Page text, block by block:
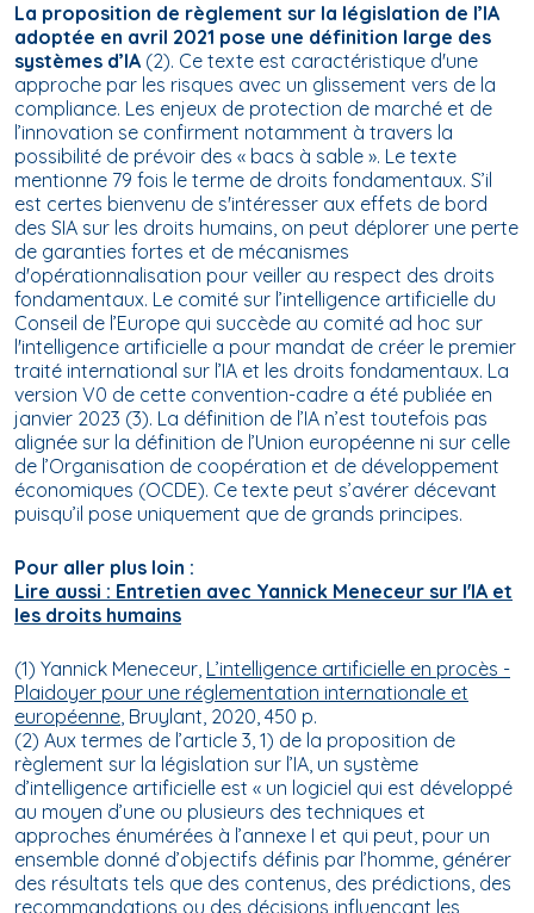
La proposition de règlement sur la législation de l’IA
adoptée en avril 2021 pose une définition large des
systèmes d’IA (2). Ce texte est caractéristique d'une
approche par les risques avec un glissement vers de la
compliance. Les enjeux de protection de marché et de
l’innovation se confirment notamment à travers la
possibilité de prévoir des « bacs à sable ». Le texte
mentionne 79 fois le terme de droits fondamentaux. S’il
est certes bienvenu de s'intéresser aux effets de bord
des SIA sur les droits humains, on peut déplorer une perte
de garanties fortes et de mécanismes
d'opérationnalisation pour veiller au respect des droits
fondamentaux. Le comité sur l’intelligence artificielle du
Conseil de l’Europe qui succède au comité ad hoc sur
l'intelligence artificielle a pour mandat de créer le premier
traité international sur l’IA et les droits fondamentaux. La
version V0 de cette convention-cadre a été publiée en
janvier 2023 (3). La définition de l’IA n’est toutefois pas
alignée sur la définition de l’Union européenne ni sur celle
de l’Organisation de coopération et de développement
économiques (OCDE). Ce texte peut s’avérer décevant
puisqu’il pose uniquement que de grands principes.
Pour aller plus loin :
Lire aussi : Entretien avec Yannick Meneceur sur l'IA et
les droits humains
(1) Yannick Meneceur, L’intelligence artificielle en procès -
Plaidoyer pour une réglementation internationale et
européenne, Bruylant, 2020, 450 p.
(2) Aux termes de l’article 3, 1) de la proposition de
règlement sur la législation sur l’IA, un système
d’intelligence artificielle est « un logiciel qui est développé
au moyen d’une ou plusieurs des techniques et
approches énumérées à l’annexe I et qui peut, pour un
ensemble donné d’objectifs définis par l’homme, générer
des résultats tels que des contenus, des prédictions, des
recommandations ou des décisions influençant les